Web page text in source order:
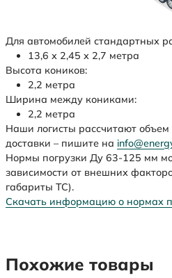
Для автомобилей стандартных
13,6 х 2,45 х 2,7 метра
Высота коников:
2,2 метра
Ширина между кониками:
2,2 метра
Наши логисты рассчитают объем
доставки – пишите на
Нормы погрузки Ду 63-125 мм
зависимости от внешних
габариты ТС).
Скачать информацию о нормах
Похожие товары